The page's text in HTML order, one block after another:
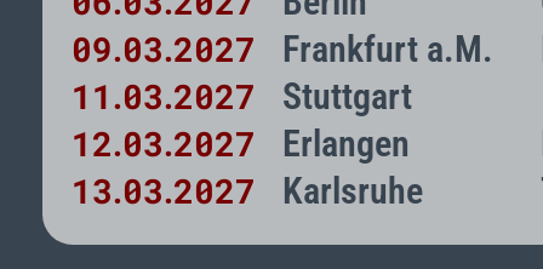
09.03.2027 Frankfurt a.M.
11.03.2027 Stuttgart
12.03.2027 Erlangen
13.03.2027 Karlsruhe